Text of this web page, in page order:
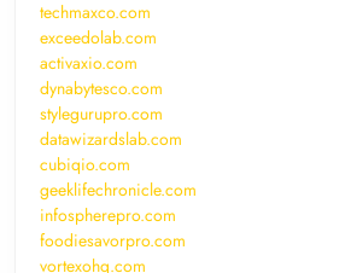
techmaxco.com
exceedolab.com
activaxio.com
dynabytesco.com
stylegurupro.com
datawizardslab.com
cubiqio.com
geeklifechronicle.com
infospherepro.com
foodiesavorpro.com
vortexohq.com